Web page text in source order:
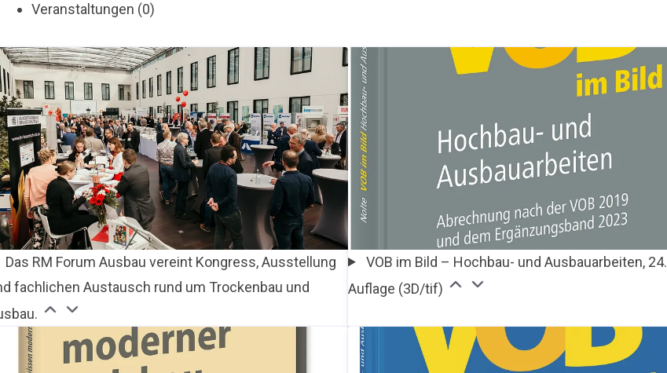
Veranstaltungen (0)
Das RM Forum Ausbau vereint Kongress, Ausstellung
fachlichen Austausch rund um Trockenbau und
VOB im Bild – Hochbau- und Ausbauarbeiten, 24.
Auflage (3D/tif)